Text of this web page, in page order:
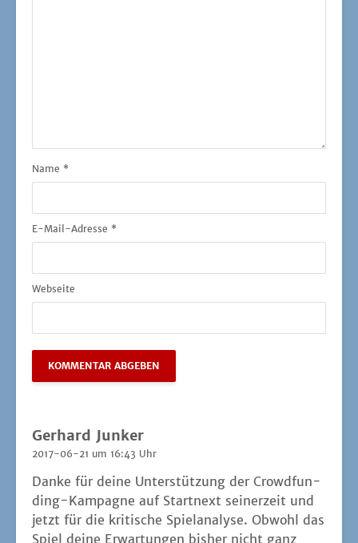
Name *
E-Mail-Adresse *
Webseite
Gerhard Junker
2017-06-21 um 16:43 Uhr
Dan­ke für dei­ne Unter­stüt­zung der Crowd­fun­
ding-Kam­pa­gne auf Start­next sei­ner­zeit und
jetzt für die kri­ti­sche Spiel­ana­ly­se. Obwohl das
Spiel dei­ne Erwar­tun­gen bis­her nicht ganz